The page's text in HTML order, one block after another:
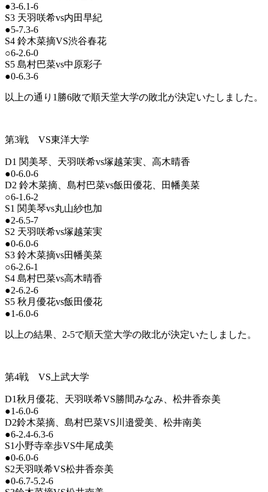
●3-6.1-6
S3 天羽咲希vs内田早紀
●5-7.3-6
S4 鈴木菜摘VS渋谷春花
○6-2.6-0
S5 島村巴菜vs中原彩子
●0-6.3-6
以上の通り1勝6敗で順天堂大学の敗北が決定いたしました。
第3戦 VS東洋大学
D1 関美琴、天羽咲希vs塚越茉実、高木晴香
●0-6.0-6
D2 鈴木菜摘、島村巴菜vs飯田優花、田幡美菜
○6-1.6-2
S1 関美琴vs丸山紗也加
●2-6.5-7
S2 天羽咲希vs塚越茉実
●0-6.0-6
S3 鈴木菜摘vs田幡美菜
○6-2.6-1
S4 島村巴菜vs高木晴香
●2-6.2-6
S5 秋月優花vs飯田優花
●1-6.0-6
以上の結果、2-5で順天堂大学の敗北が決定いたしました。
第4戦 VS上武大学
D1秋月優花、天羽咲希VS勝間みなみ、松井香奈美
●1-6.0-6
D2鈴木菜摘、島村巴菜VS川邉愛美、松井南美
●6-2.4-6.3-6
S1小野寺幸歩VS牛尾成美
●0-6.0-6
S2天羽咲希VS松井香奈美
●0-6.7-5.2-6